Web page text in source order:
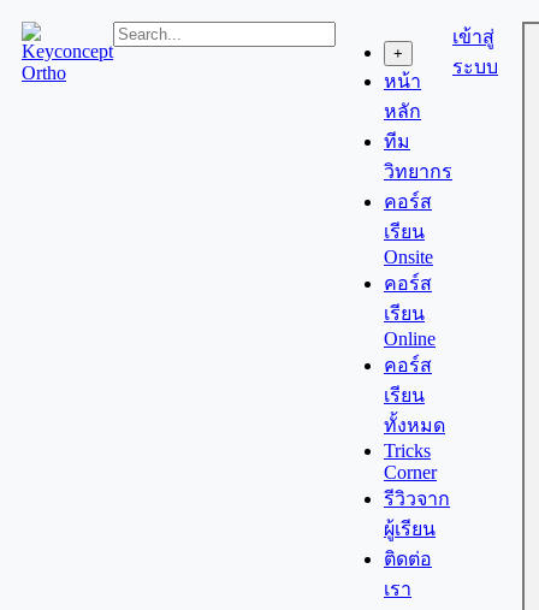
Skip
to
content
+
หน้า
หลัก
ทีม
วิทยากร
คอร์ส
เรียน
Onsite
คอร์ส
เรียน
Online
คอร์ส
เรียน
ทั้งหมด
Tricks
Corner
รีวิวจาก
ผู้เรียน
ติดต่อ
เรา
เข้าสู่
ระบบ